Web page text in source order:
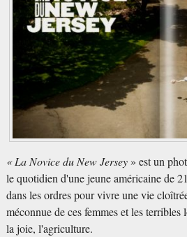
« La Novice du New Jersey» est un
le quotidien d'une jeune américaine de
dans les ordres pour vivre une vie
méconnue de ces femmes et les
la joie, l'agriculture.